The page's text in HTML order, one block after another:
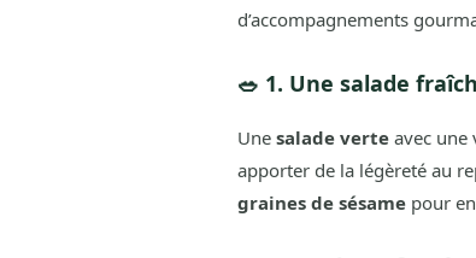
d’accompagnements
🥗 1. Une salade
Une salade verteavec une
apporter de la légèreté au
graines de sésamepour